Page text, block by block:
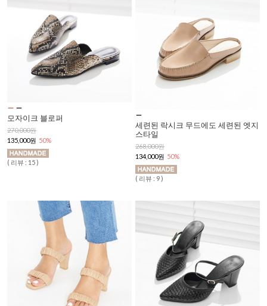
모자이크 블로퍼
270,000원
135,000원 50%
( 리뷰 : 15 )
세련된 락시크 무드에도 세련된 엣지
스타일
268,000원
134,000원 50%
( 리뷰 : 9 )